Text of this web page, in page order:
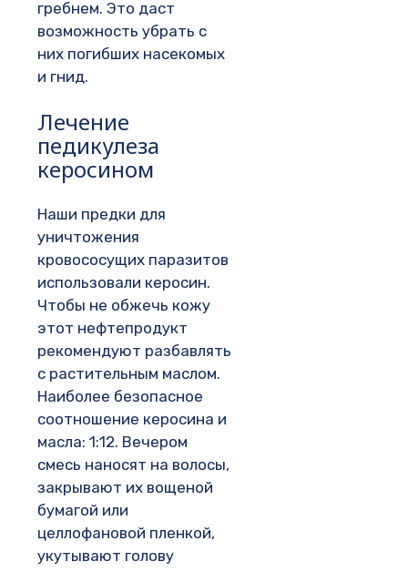
гребнем. Это даст
возможность убрать с
них погибших насекомых
и гнид.
Лечение
педикулеза
керосином
Наши предки для
уничтожения
кровососущих паразитов
использовали керосин.
Чтобы не обжечь кожу
этот нефтепродукт
рекомендуют разбавлять
с растительным маслом.
Наиболее безопасное
соотношение керосина и
масла: 1:12. Вечером
смесь наносят на волосы,
закрывают их вощеной
бумагой или
целлофановой пленкой,
укутывают голову